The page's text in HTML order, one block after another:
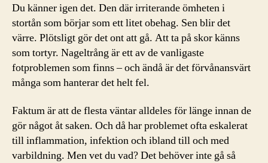
Du känner igen det. Den där irriterande ömheten i
stortån som börjar som ett litet obehag. Sen blir det
värre. Plötsligt gör det ont att gå. Att ta på skor känns
som tortyr. Nageltrång är ett av de vanligaste
fotproblemen som finns – och ändå är det förvånansvärt
många som hanterar det helt fel.
Faktum är att de flesta väntar alldeles för länge innan de
gör något åt saken. Och då har problemet ofta eskalerat
till inflammation, infektion och ibland till och med
varbildning. Men vet du vad? Det behöver inte gå så